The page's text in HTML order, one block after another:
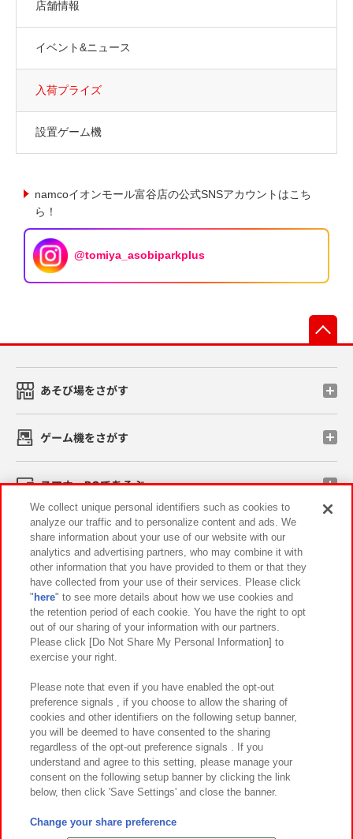
店舗情報
イベント&ニュース
入荷プライズ
設置ゲーム機
namcoイオンモール富谷店の公式SNSアカウントはこち
ら！
@tomiya_asobiparkplus
あそび場をさがす
ゲーム機をさがす
スマホ・PCであそぶ
イベント・キャンペーン
関連会社 サステナビリティ サイトポリシー
プライバシーポリシー ウェブアクセシビリティ方針と検証結果
お取引先さまとともに
カスタマーハラスメント対応方針 よくあるご質問・お問い合わせ
©Bandai Namco Amusement Inc.
©Bandai Namco Amusement Lab Inc.
We collect unique personal identifiers such as cookies to
analyze our traffic and to personalize content and ads. We
share information about your use of our website with our
analytics and advertising partners, who may combine it with
other information that you have provided to them or that they
have collected from your use of their services. Please click
" here" to see more details about how we use cookies and
the retention period of each cookie. You have the right to opt
out of our sharing of your information with our partners.
Please click [Do Not Share My Personal Information] to
exercise your right.
Please note that even if you have enabled the opt-out
preference signals , if you choose to allow the sharing of
cookies and other identifiers on the following setup banner,
you will be deemed to have consented to the sharing
regardless of the opt-out preference signals . If you
understand and agree to this setting, please manage your
consent on the following setup banner by clicking the link
below, then click 'Save Settings' and close the banner.
Change your share preference